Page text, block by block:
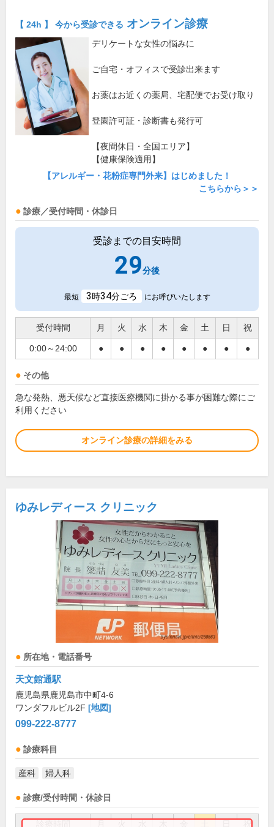
【 24h 】 今から受診できる オンライン診療
デリケートな女性の悩みに
ご自宅・オフィスで受診出来ます
お薬はお近くの薬局、宅配便でお受け取り
登園許可証・診断書も発行可
【夜間休日・全国エリア】
【健康保険適用】
【アレルギー・花粉症専門外来】はじめました！
こちらから＞＞
診療／受付時間・休診日
受診までの目安時間
29分後
最短 3時34分ごろ にお呼びいたします
受付時間 月 火 水 木 金 土 日 祝
0:00～24:00 ● ● ● ● ● ● ● ●
その他
急な発熱、悪天候など直接医療機関に掛かる事が困難な際にご
利用ください
オンライン診療の詳細をみる
ゆみレディース クリニック
所在地・電話番号
天文館通駅
鹿児島県鹿児島市中町4-6
ワンダフルビル2F [地図]
099-222-8777
診療科目
産科 婦人科
診療/受付時間・休診日
祝